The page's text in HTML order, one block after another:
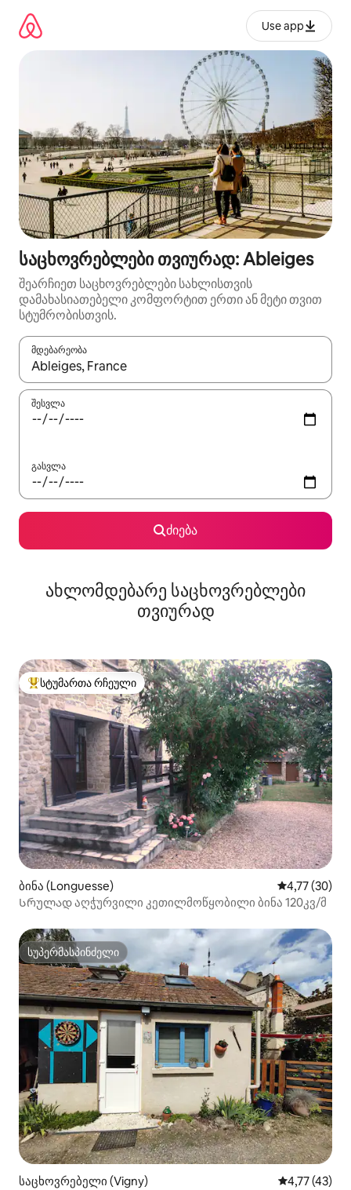
გადასვლა
Use app
საცხოვრებლები თვიურად: Ableiges
შეარჩიეთ საცხოვრებლები სახლისთვის
დამახასიათებელი კომფორტით ერთი ან მეტი თვით
სტუმრობისთვის.
მდებარეობა
როცა შედეგები ხელმისაწვდომი გახდება, ნავიგაციისთვის
შესვლა
გასვლა
ძიება
ახლომდებარე საცხოვრებლები
თვიურად
სტუმართა რჩეული მოწინავე ვარიანტი
სტუმართა რჩეული
ბინა (Longuesse) საშუალო
4,77 (30)
Სრულად აღჭურვილი კეთილმოწყობილი ბინა 120კვ/მ
სუპერმასპინძელი
სუპერმასპინძელი
საცხოვრებელი (Vigny) საშუალო
4,77 (43)